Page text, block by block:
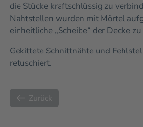
die Stücke kraftschlüssig zu
Nahtstellen wurden mit Mörtel
einheitliche „Scheibe“ der Decke
Gekittete Schnittnähte und
retuschiert.
Zurück